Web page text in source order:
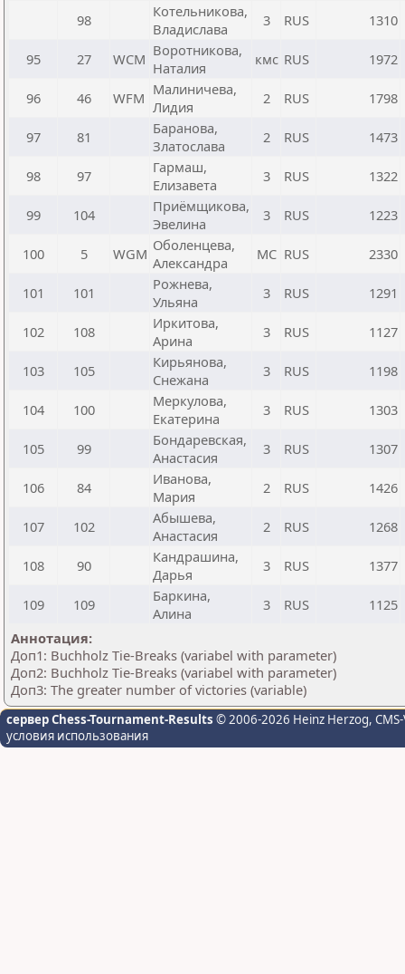
98
Котельникова,
Владислава
3 RUS 1310
95 27 WCM Воротникова,
Наталия
кмс RUS 1972
96 46 WFM Малиничева,
Лидия
2 RUS 1798
97 81
Баранова,
Златослава
2 RUS 1473
98 97
Гармаш,
Елизавета
3 RUS 1322
99 104
Приёмщикова,
Эвелина
3 RUS 1223
100 5 WGM Оболенцева,
Александра
МС RUS 2330
101 101
Рожнева,
Ульяна
3 RUS 1291
102 108
Иркитова,
Арина
3 RUS 1127
103 105
Кирьянова,
Снежана
3 RUS 1198
104 100
Меркулова,
Екатерина
3 RUS 1303
105 99
Бондаревская,
Анастасия
3 RUS 1307
106 84
Иванова,
Мария
2 RUS 1426
107 102
Абышева,
Анастасия
2 RUS 1268
108 90
Кандрашина,
Дарья
3 RUS 1377
109 109
Баркина,
Алина
3 RUS
1125
Аннотация:
Доп1: Buchholz Tie-Breaks (variabel with parameter)
Доп2: Buchholz Tie-Breaks (variabel with parameter)
Доп3: The greater number of victories (variable)
сервер Chess-Tournament-Results © 2006-2026 Heinz Herzog,
условия использования